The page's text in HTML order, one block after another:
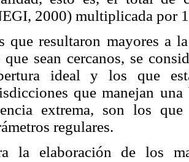
2000) multiplicada por
que resultaron mayores a
que sean cercanos, se
ideal y los que
que manejan
extrema, son los
regulares.
la elaboración de los